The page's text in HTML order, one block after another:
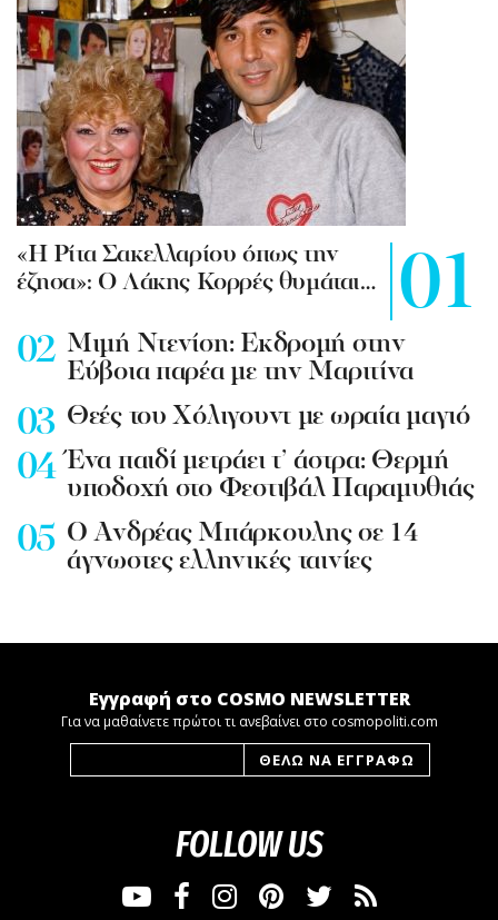
«Η Ρίτα Σακελλαρίου όπως την
έζησα»: Ο Λάκης Κορρές θυμάται…
Mιμή Ντενίση: Εκδρομή στην
Εύβοια παρέα με την Μαριτίνα
Θεές του Χόλιγουντ με ωραία μαγιό
Ένα παιδί μετράει τ’ άστρα: Θερμή
υποδοχή στο Φεστιβάλ Παραμυθιάς
Ο Ανδρέας Μπάρκουλης σε 14
άγνωστες ελληνικές ταινίες
Εγγραφή στο COSMO NEWSLETTER
Για να μαθαίνετε πρώτοι τι ανεβαίνει στο cosmopoliti.com
FOLLOW US